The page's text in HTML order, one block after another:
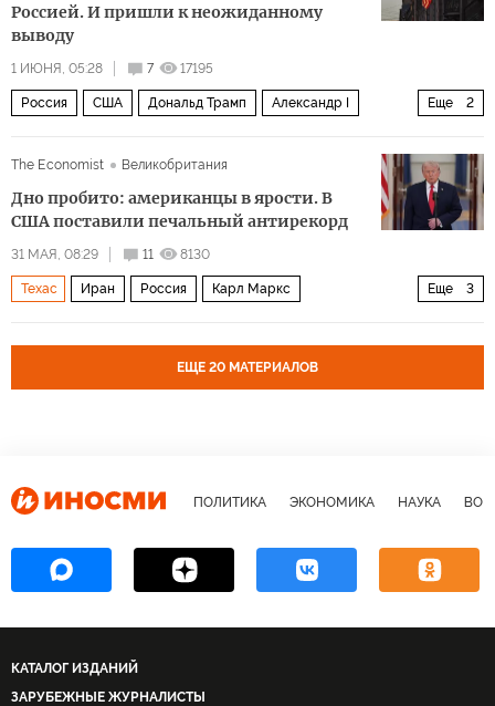
Россией. И пришли к неожиданному
выводу
1 ИЮНЯ, 05:28 7 17195
Еще 2
Россия США Дональд Трамп Александр I
The Economist
Великобритания
Дно пробито: американцы в ярости. В
США поставили печальный антирекорд
31 МАЯ, 08:29 11 8130
Еще 3
Техас Иран Россия Карл Маркс
ЕЩЕ 20 МАТЕРИАЛОВ
ПОЛИТИКА ЭКОНОМИКА НАУКА
КАТАЛОГ ИЗДАНИЙ
ЗАРУБЕЖНЫЕ ЖУРНАЛИСТЫ